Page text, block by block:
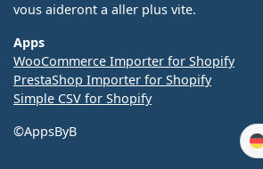
vous aideront a aller plus vite.
Apps
WooCommerce Importer for Shopify
PrestaShop Importer for Shopify
Simple CSV for Shopify
©AppsByB